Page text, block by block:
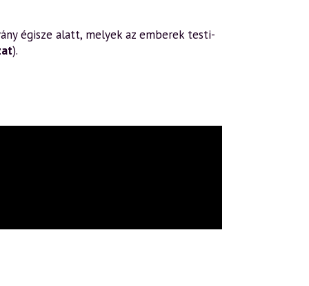
égisze alatt, melyek az emberek testi-
).